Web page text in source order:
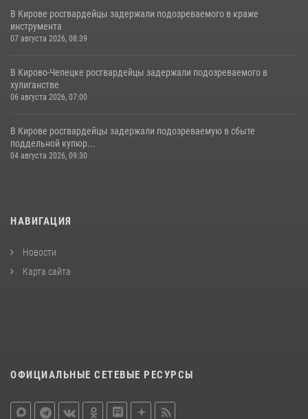
В Кирове росгвардейцы задержали подозреваемого в краже
инструмента
07 августа 2026, 08:39
В Кирово-Чепецке росгвардейцы задержали подозреваемого в
хулиганстве
06 августа 2026, 07:00
В Кирове росгвардейцы задержали подозреваемую в сбыте
поддельной купюр...
04 августа 2026, 09:30
НАВИГАЦИЯ
Новости
Карта сайта
ОФИЦИАЛЬНЫЕ СЕТЕВЫЕ РЕСУРСЫ